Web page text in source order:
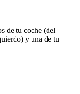
de tu coche (del
y una de tu